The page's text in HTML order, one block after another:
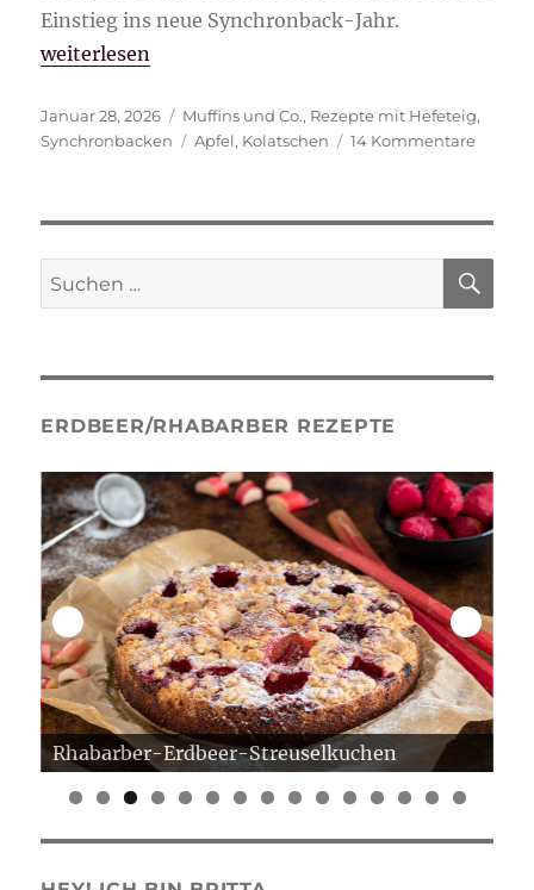
Einstieg ins neue Synchronback-Jahr.
„Apfel-Crumble Kolatschen“
weiterlesen
Veröffentlicht
am
Januar 28, 2026 Kategorien
Muffins und Co., Rezepte mit Hefeteig,
Synchronbacken
Schlagwörter
Apfel, Kolatschen 14 Kommentarezu
Suche
nach:
ERDBEER/RHABARBER REZEPTE
Rhabarber-Erdbeer-Streuselkuchen
0 1 2 3 4 5